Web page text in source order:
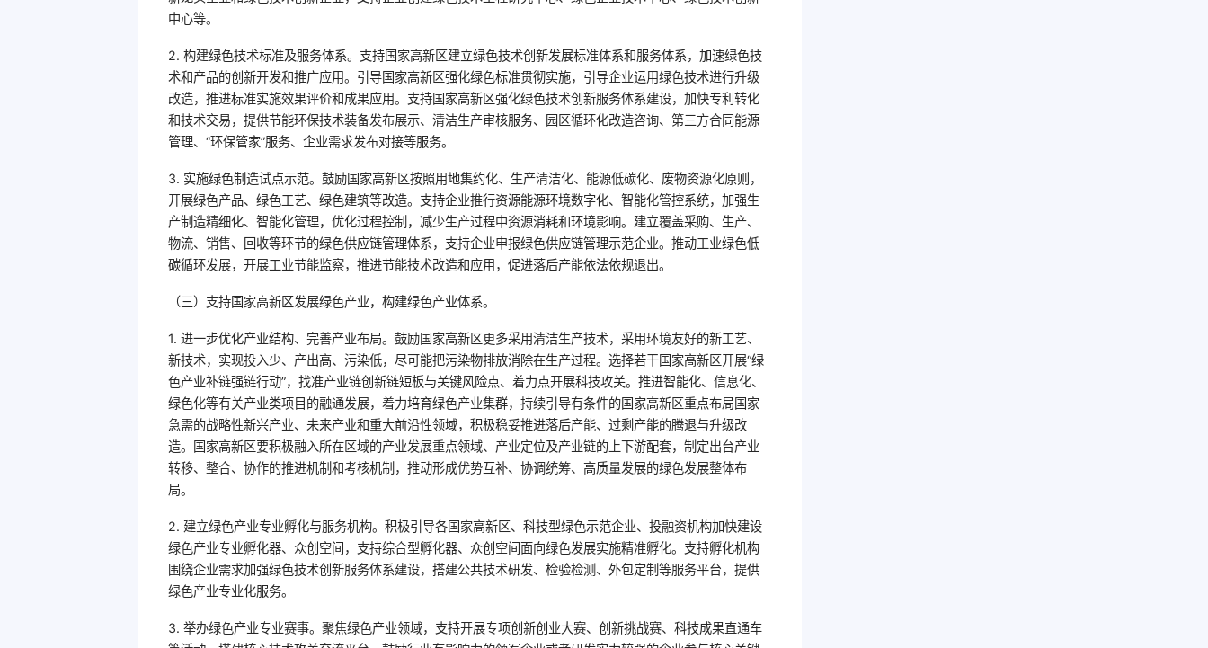
中心等。
2. 构建绿色技术标准及服务体系。支持国家高新区建立绿色技术创新发展标准体系和服务体系，加速绿色技
术和产品的创新开发和推广应用。引导国家高新区强化绿色标准贯彻实施，引导企业运用绿色技术进行升级
改造，推进标准实施效果评价和成果应用。支持国家高新区强化绿色技术创新服务体系建设，加快专利转化
和技术交易，提供节能环保技术装备发布展示、清洁生产审核服务、园区循环化改造咨询、第三方合同能源
管理、“环保管家”服务、企业需求发布对接等服务。
3. 实施绿色制造试点示范。鼓励国家高新区按照用地集约化、生产清洁化、能源低碳化、废物资源化原则，
开展绿色产品、绿色工艺、绿色建筑等改造。支持企业推行资源能源环境数字化、智能化管控系统，加强生
产制造精细化、智能化管理，优化过程控制，减少生产过程中资源消耗和环境影响。建立覆盖采购、生产、
物流、销售、回收等环节的绿色供应链管理体系，支持企业申报绿色供应链管理示范企业。推动工业绿色低
碳循环发展，开展工业节能监察，推进节能技术改造和应用，促进落后产能依法依规退出。
（三）支持国家高新区发展绿色产业，构建绿色产业体系。
1. 进一步优化产业结构、完善产业布局。鼓励国家高新区更多采用清洁生产技术，采用环境友好的新工艺、
新技术，实现投入少、产出高、污染低，尽可能把污染物排放消除在生产过程。选择若干国家高新区开展“绿
色产业补链强链行动”，找准产业链创新链短板与关键风险点、着力点开展科技攻关。推进智能化、信息化、
绿色化等有关产业类项目的融通发展，着力培育绿色产业集群，持续引导有条件的国家高新区重点布局国家
急需的战略性新兴产业、未来产业和重大前沿性领域，积极稳妥推进落后产能、过剩产能的腾退与升级改
造。国家高新区要积极融入所在区域的产业发展重点领域、产业定位及产业链的上下游配套，制定出台产业
转移、整合、协作的推进机制和考核机制，推动形成优势互补、协调统筹、高质量发展的绿色发展整体布
局。
2. 建立绿色产业专业孵化与服务机构。积极引导各国家高新区、科技型绿色示范企业、投融资机构加快建设
绿色产业专业孵化器、众创空间，支持综合型孵化器、众创空间面向绿色发展实施精准孵化。支持孵化机构
围绕企业需求加强绿色技术创新服务体系建设，搭建公共技术研发、检验检测、外包定制等服务平台，提供
绿色产业专业化服务。
3. 举办绿色产业专业赛事。聚焦绿色产业领域，支持开展专项创新创业大赛、创新挑战赛、科技成果直通车